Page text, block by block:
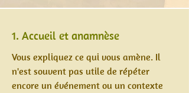
1. Accueil et anamnèse
Vous expliquez ce qui vous amène. Il
n'est souvent pas utile de répéter
encore un événement ou un contexte